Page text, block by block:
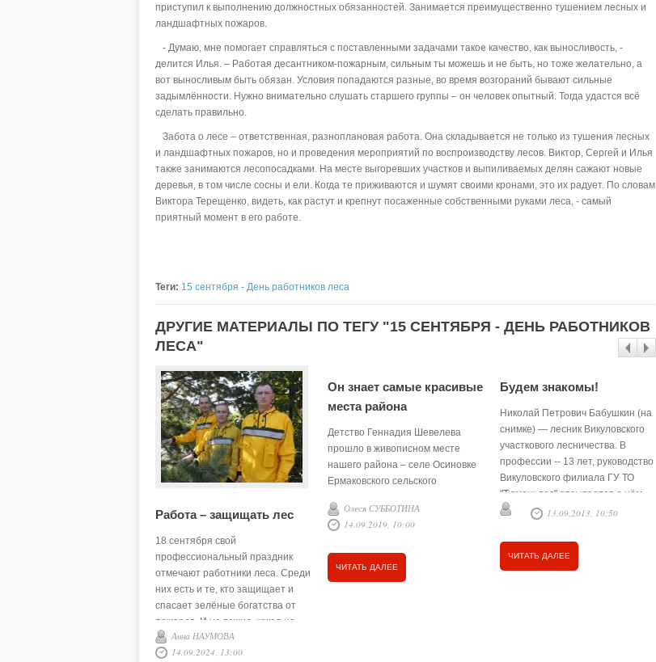
приступил к выполнению должностных обязанностей. Занимается преимущественно тушением лесных и
ландшафтных пожаров.
- Думаю, мне помогает справляться с поставленными задачами такое качество, как выносливость, -
делится Илья. – Работая десантником-пожарным, сильным ты можешь и не быть, но тоже желательно, а
вот выносливым быть обязан. Условия попадаются разные, во время возгораний бывают сильные
задымлённости. Нужно внимательно слушать старшего группы – он человек опытный. Тогда удастся всё
сделать правильно.
Забота о лесе – ответственная, разноплановая работа. Она складывается не только из тушения лесных
и ландшафтных пожаров, но и проведения мероприятий по воспроизводству лесов. Виктор, Сергей и Илья
также занимаются лесопосадками. На месте выгоревших участков и выпиливаемых делян сажают новые
деревья, в том числе сосны и ели. Когда те приживаются и шумят своими кронами, это их радует. По словам
Виктора Терещенко, видеть, как растут и крепнут посаженные собственными руками леса, - самый
приятный момент в его работе.
Теги: 15 сентября - День работников леса
ДРУГИЕ МАТЕРИАЛЫ ПО ТЕГУ "15 СЕНТЯБРЯ - ДЕНЬ РАБОТНИКОВ
ЛЕСА"
Работа – защищать лес
18 сентября свой
профессиональный праздник
отмечают работники леса. Среди
них есть и те, кто защищает и
спасает зелёные богатства от
пожаров. И не важно, какая на
улице погода: ветер, дождь,
холод и жара, людям, которые
Анна НАУМОВА
14.09.2024, 13:00
Он знает самые красивые
места района
Детство Геннадия Шевелева
прошло в живописном месте
нашего района – селе Осиновке
Ермаковского сельского
лесостепь здесь переходят в
таёжную зону. Но кто-то ведь
природы! Только не Геннадий, он
с ранних лет бывал в самых
Олеся СУББОТИНА
14.09.2019, 10:00
ЧИТАТЬ ДАЛЕЕ
Будем знакомы!
Николай Петрович Бабушкин (на
снимке) — лесник Викуловского
участкового лесничества. В
профессии -- 13 лет, руководство
Викуловского филиала ГУ ТО
"Тюменьлес" отзывается о нём,
как о человеке …13.09.2013, 10:50
ЧИТАТЬ ДАЛЕЕ